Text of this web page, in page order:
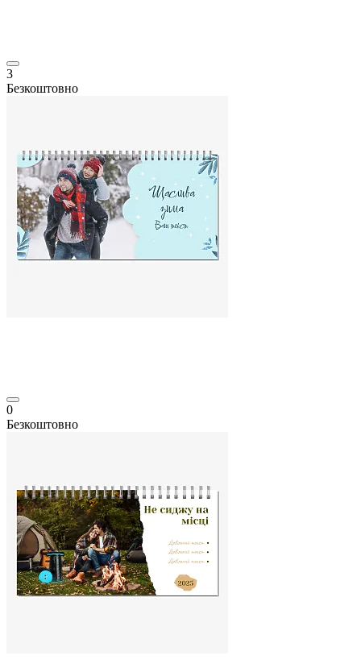
3
Безкоштовно
0
Безкоштовно